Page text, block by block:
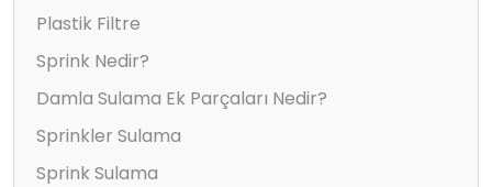
Plastik Filtre
Sprink Nedir?
Damla Sulama Ek Parçaları Nedir?
Sprinkler Sulama
Sprink Sulama